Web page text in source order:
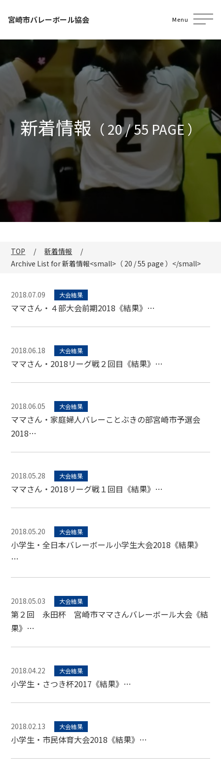
宮崎市バレーボール協会 Menu
新着情報 （ 20 / 55 PAGE ）
TOP
新着情報
Archive List for 新着情報<small>（ 20 / 55 page ）</small>
2018.07.09 大会結果
ママさん・４部大会前期2018《結果》…
2018.06.18 大会結果
ママさん・2018リーグ戦２回目《結果》…
2018.06.05 大会結果
ママさん・家庭婦人バレーことぶきの部宮崎市予選会
2018…
2018.05.28 大会結果
ママさん・2018リーグ戦１回目《結果》…
2018.05.20 大会結果
小学生・全日本バレーボール小学生大会2018《結果》
…
2018.05.03 大会結果
第２回 永田杯 宮崎市ママさんバレーボール大会《結
果》…
2018.04.22 大会結果
小学生・さつき杯2017《結果》…
2018.02.13 大会結果
小学生・市民体育大会2018《結果》…